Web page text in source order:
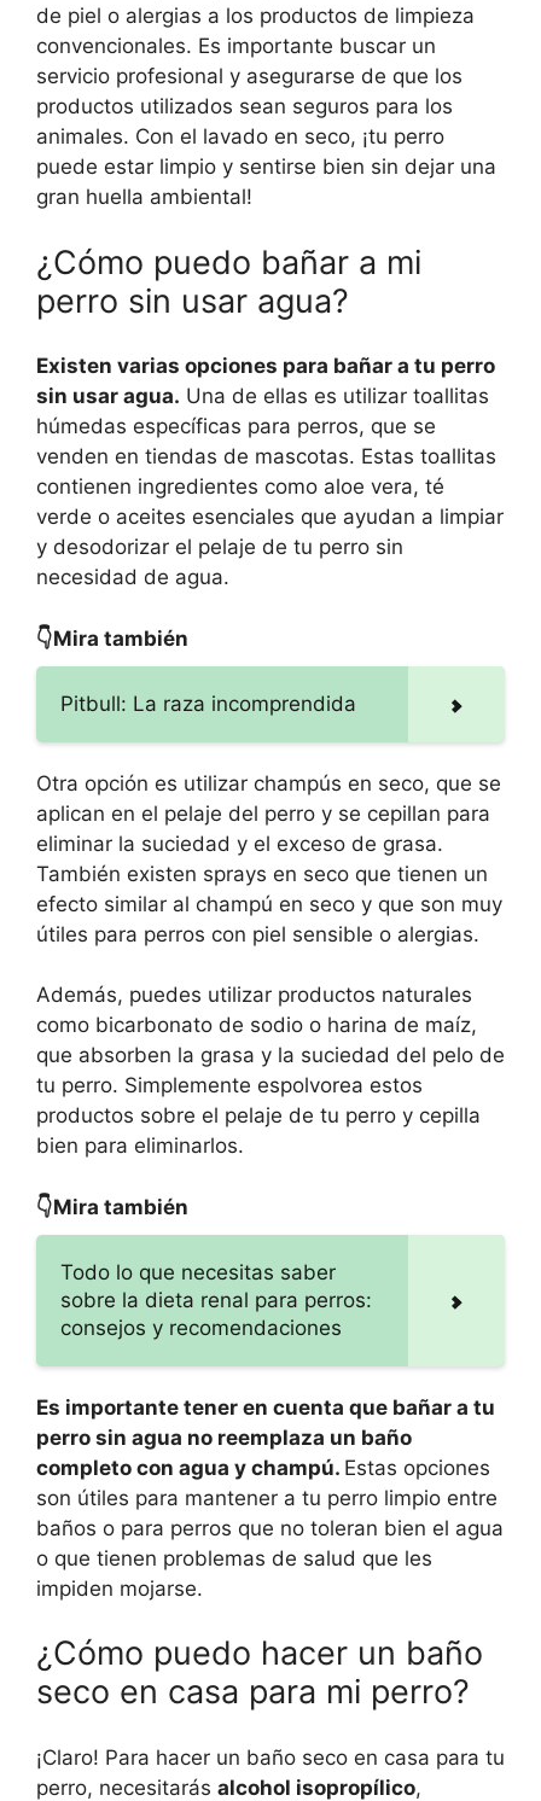
de piel o alergias a los productos de limpieza
convencionales. Es importante buscar un
servicio profesional y asegurarse de que los
productos utilizados sean seguros para los
animales. Con el lavado en seco, ¡tu perro
puede estar limpio y sentirse bien sin dejar una
gran huella ambiental!
¿Cómo puedo bañar a mi
perro sin usar agua?
Existen varias opciones para bañar a tu perro
sin usar agua. Una de ellas es utilizar toallitas
húmedas específicas para perros, que se
venden en tiendas de mascotas. Estas toallitas
contienen ingredientes como aloe vera, té
verde o aceites esenciales que ayudan a limpiar
y desodorizar el pelaje de tu perro sin
necesidad de agua.
👇Mira también
Pitbull: La raza incomprendida
Otra opción es utilizar champús en seco, que se
aplican en el pelaje del perro y se cepillan para
eliminar la suciedad y el exceso de grasa.
También existen sprays en seco que tienen un
efecto similar al champú en seco y que son muy
útiles para perros con piel sensible o alergias.
Además, puedes utilizar productos naturales
como bicarbonato de sodio o harina de maíz,
que absorben la grasa y la suciedad del pelo de
tu perro. Simplemente espolvorea estos
productos sobre el pelaje de tu perro y cepilla
bien para eliminarlos.
👇Mira también
Todo lo que necesitas saber
sobre la dieta renal para perros:
consejos y recomendaciones
Es importante tener en cuenta que bañar a tu
perro sin agua no reemplaza un baño
completo con agua y champú. Estas opciones
son útiles para mantener a tu perro limpio entre
baños o para perros que no toleran bien el agua
o que tienen problemas de salud que les
impiden mojarse.
¿Cómo puedo hacer un baño
seco en casa para mi perro?
¡Claro! Para hacer un baño seco en casa para tu
perro, necesitarás alcohol isopropílico,